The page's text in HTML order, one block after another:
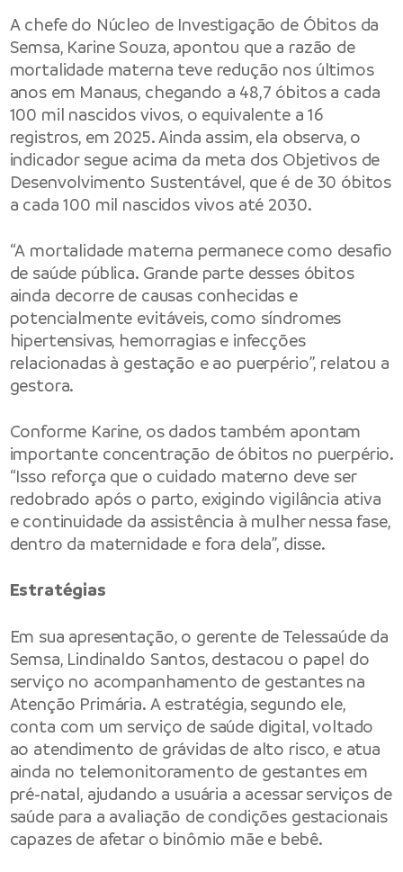
A chefe do Núcleo de Investigação de Óbitos da
Semsa, Karine Souza, apontou que a razão de
mortalidade materna teve redução nos últimos
anos em Manaus, chegando a 48,7 óbitos a cada
100 mil nascidos vivos, o equivalente a 16
registros, em 2025. Ainda assim, ela observa, o
indicador segue acima da meta dos Objetivos de
Desenvolvimento Sustentável, que é de 30 óbitos
a cada 100 mil nascidos vivos até 2030.
“A mortalidade materna permanece como desafio
de saúde pública. Grande parte desses óbitos
ainda decorre de causas conhecidas e
potencialmente evitáveis, como síndromes
hipertensivas, hemorragias e infecções
relacionadas à gestação e ao puerpério”, relatou a
gestora.
Conforme Karine, os dados também apontam
importante concentração de óbitos no puerpério.
“Isso reforça que o cuidado materno deve ser
redobrado após o parto, exigindo vigilância ativa
e continuidade da assistência à mulher nessa fase,
dentro da maternidade e fora dela”, disse.
Estratégias
Em sua apresentação, o gerente de Telessaúde da
Semsa, Lindinaldo Santos, destacou o papel do
serviço no acompanhamento de gestantes na
Atenção Primária. A estratégia, segundo ele,
conta com um serviço de saúde digital, voltado
ao atendimento de grávidas de alto risco, e atua
ainda no telemonitoramento de gestantes em
pré-natal, ajudando a usuária a acessar serviços de
saúde para a avaliação de condições gestacionais
capazes de afetar o binômio mãe e bebê.